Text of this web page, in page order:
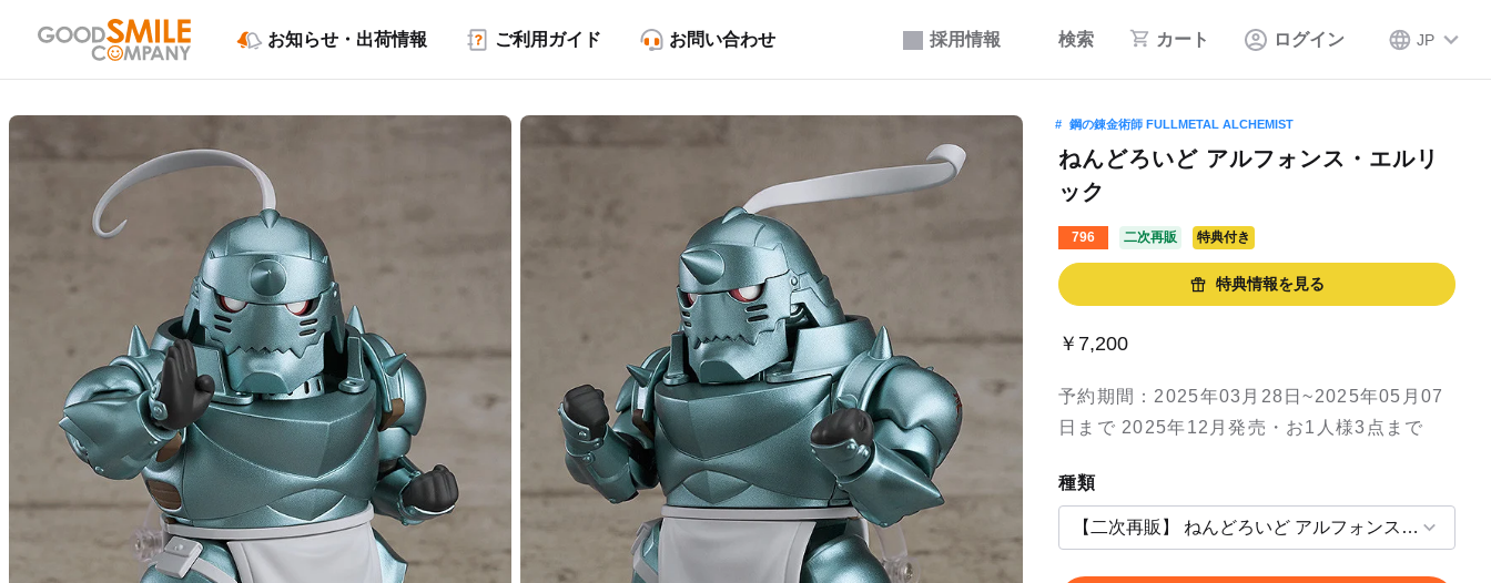
採用情報 検索 カート ログイン JP
お知らせ・出荷情報 ご利用ガイド お問い合わせ
鋼の錬金術師 FULLMETAL ALCHEMIST
ねんどろいど アルフォンス・エルリ
ック
796 二次再販 特典付き
特典情報を見る
￥7,200
予約期間：2025年03月28日~2025年05月07
日まで 2025年12月発売・お1人様3点まで
種類